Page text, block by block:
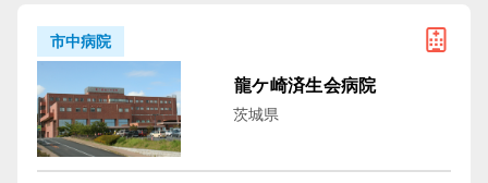
市中病院
龍ケ崎済生会病院
茨城県